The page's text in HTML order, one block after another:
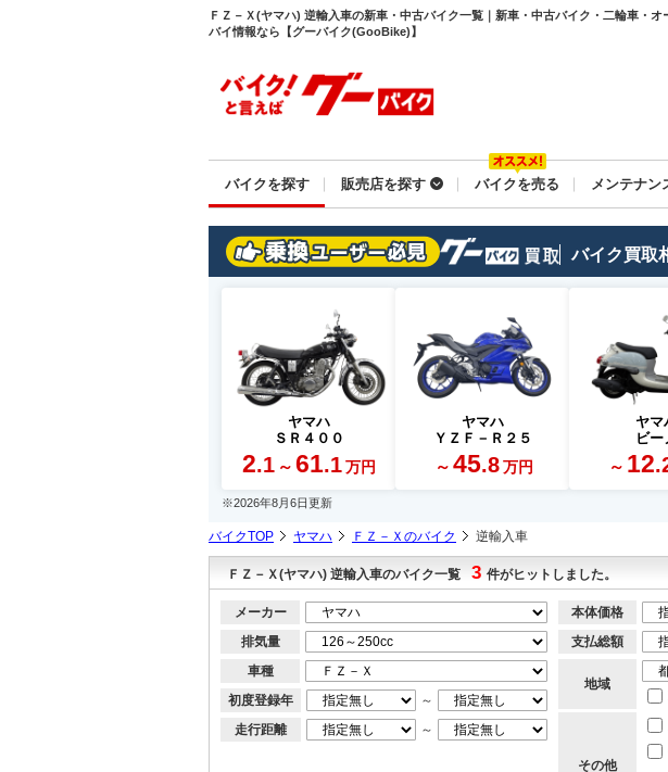
ＦＺ－Ｘ(ヤマハ) 逆輸入車の新車・中古バイク一覧｜新車・中古バイク・二輪車・オ
バイ情報なら【グーバイク(GooBike)】
バイクを探す 販売店を探す バイクを売る メンテナン
バイク買取
ヤマハ
ＳＲ４００
2.1 ～ 61.1 万円
ヤマハ
ＹＺＦ－Ｒ２５
～ 45.8 万円
ヤマ
ビー
～ 12
※2026年8月6日更新
バイクTOP ヤマハ ＦＺ－Ｘのバイク 逆輸入車
ＦＺ－Ｘ(ヤマハ) 逆輸入車のバイク一覧 3 件がヒットしました。
メーカー
排気量
車種
初度登録年
～
走行距離
～
本体価格
支払総額
地域
その他